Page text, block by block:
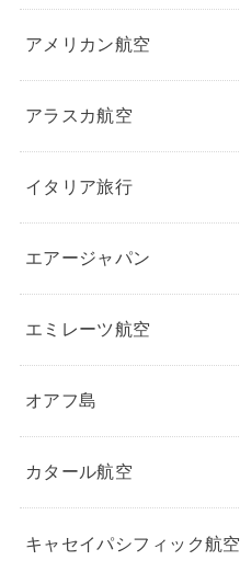
アメリカン航空
アラスカ航空
イタリア旅行
エアージャパン
エミレーツ航空
オアフ島
カタール航空
キャセイパシフィック航空